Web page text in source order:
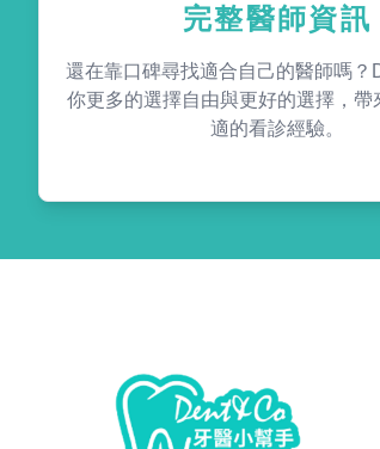
完整醫師資訊
還在靠口碑尋找適合自己的醫師嗎？
你更多的選擇自由與更好的選擇，帶
適的看診經驗。